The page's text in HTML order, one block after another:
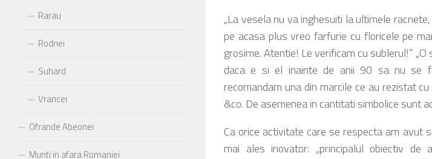
„La vesela nu va inghesuiti la ultimele
pe acasa plus vreo farfurie cu floricele pe
grosime. Atentie! Le verificam cu sublerul!”
daca e si el inainte de anii 90 sa nu se
recomandam una din marcile ce au rezistat
&co. De asemenea in cantitati simbolice sunt
Ca orice activitate care se respecta am avut
mai ales inovator: „principalul obiectiv
Rarau
Rodnei
Suhard
Vrancei
Ofrande Abeonei
Munti in afara Romaniei